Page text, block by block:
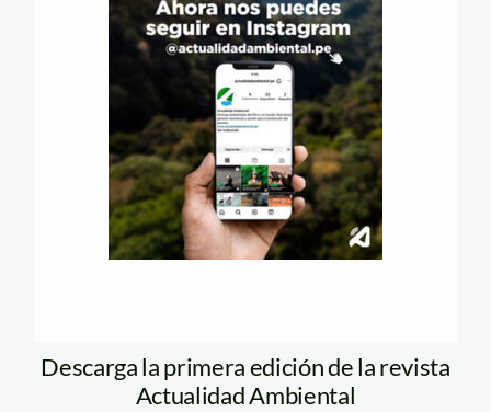
Descarga la primera edición de la revista
Actualidad Ambiental